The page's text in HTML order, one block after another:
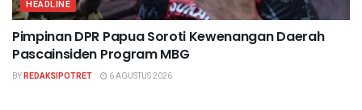
HEADLINE
Pimpinan DPR Papua Soroti Kewenangan Daerah
Pascainsiden Program MBG
BYREDAKSIPOTRET 6 AGUSTUS 2026